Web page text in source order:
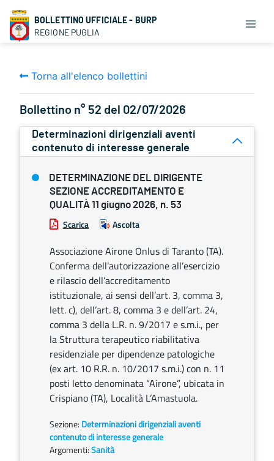
BOLLETTINO UFFICIALE - BURP
REGIONE PUGLIA
Torna all'elenco bollettini
Bollettino n° 52 del 02/07/2026
Determinazioni dirigenziali aventi
contenuto di interesse generale
DETERMINAZIONE DEL DIRIGENTE
SEZIONE ACCREDITAMENTO E
QUALITÀ 11 giugno 2026, n. 53
Scarica Ascolta
Associazione Airone Onlus di Taranto (TA).
Conferma dell’autorizzazione all’esercizio
e rilascio dell’accreditamento
istituzionale, ai sensi dell’art. 3, comma 3,
lett. c), dell’art. 8, comma 3 e dell’art. 24,
comma 3 della L.R. n. 9/2017 e s.m.i., per
la Struttura terapeutico riabilitativa
residenziale per dipendenze patologiche
(ex art. 10 R.R. n. 10/2017 s.m.i.) con n. 11
posti letto denominata “Airone”, ubicata in
Crispiano (TA), Località L’Amastuola.
Sezione: Determinazioni dirigenziali aventi
contenuto di interesse generale
Argomenti:Sanità